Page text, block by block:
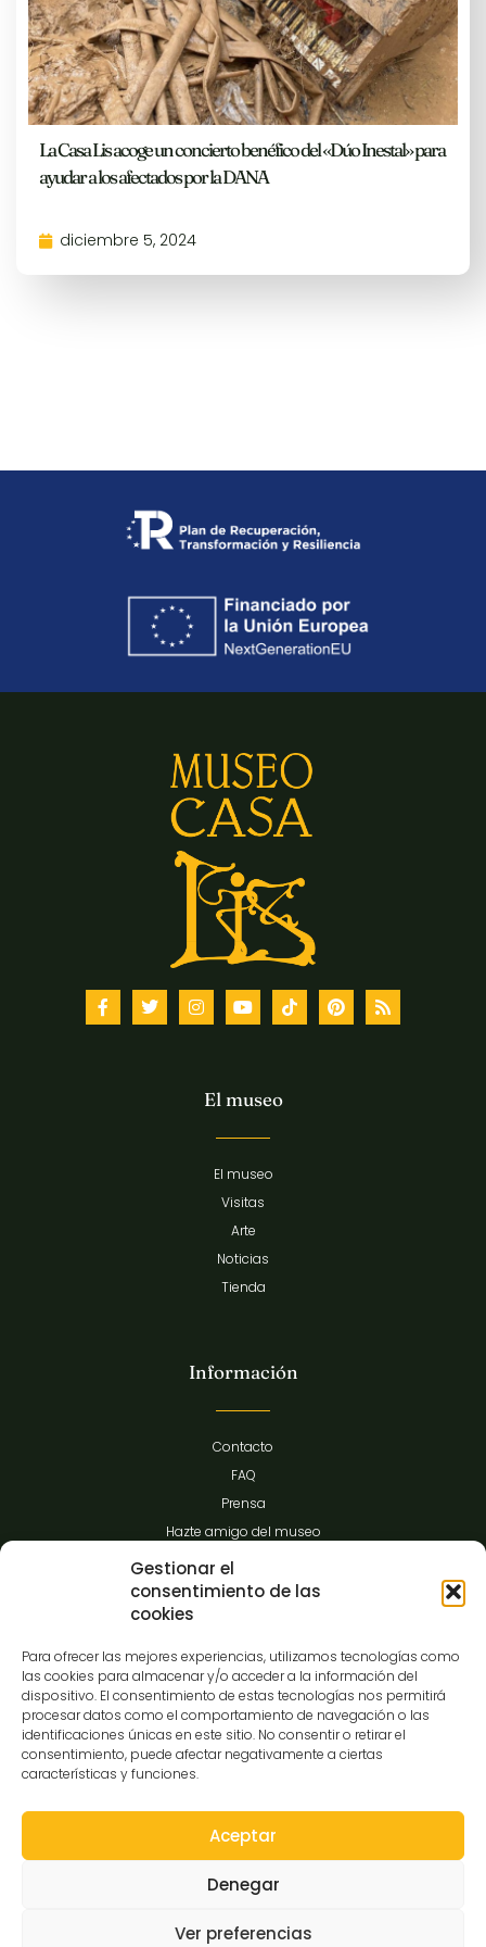
Gestionar el
consentimiento de las
cookies
Para ofrecer las mejores experiencias, utilizamos tecnologías como
las cookies para almacenar y/o acceder a la información del
dispositivo. El consentimiento de estas tecnologías nos permitirá
procesar datos como el comportamiento de navegación o las
identificaciones únicas en este sitio. No consentir o retirar el
consentimiento, puede afectar negativamente a ciertas
características y funciones.
Aceptar
Denegar
Ver preferencias
La Casa Lis acoge un concierto benéfico del «Dúo Inestal» para
ayudar a los afectados por la DANA
diciembre 5, 2024
El museo
El museo
Visitas
Arte
Noticias
Tienda
Información
Contacto
FAQ
Prensa
Hazte amigo del museo
Transparencia
C/Gibraltar,14
37008-Salamanca